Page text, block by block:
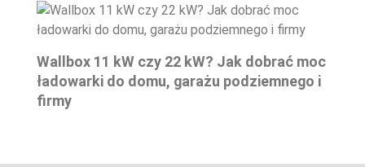
Wallbox 11 kW czy 22 kW? Jak dobrać moc
ładowarki do domu, garażu podziemnego i
firmy